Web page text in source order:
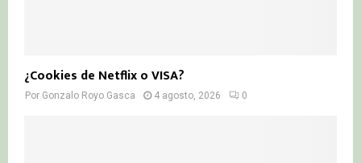
¿Cookies de Netflix o VISA?
Por Gonzalo Royo Gasca 4 agosto, 2026 0